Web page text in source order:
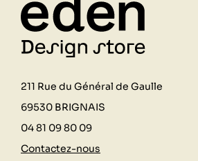
211 Rue du Général de Gaulle
69530 BRIGNAIS
04 81 09 80 09
Contactez-nous